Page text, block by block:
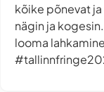
kõike põnevat
nägin ja
looma